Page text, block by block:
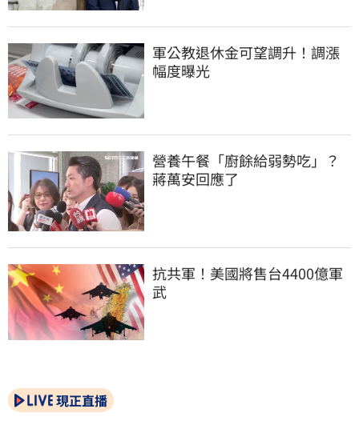
軍公教退休金可望調升！調漲
幅度曝光
營養午餐「廚餘給弱勢吃」？
蔣萬安回應了
抗共軍！美國將售台4400億軍
武
現正直播